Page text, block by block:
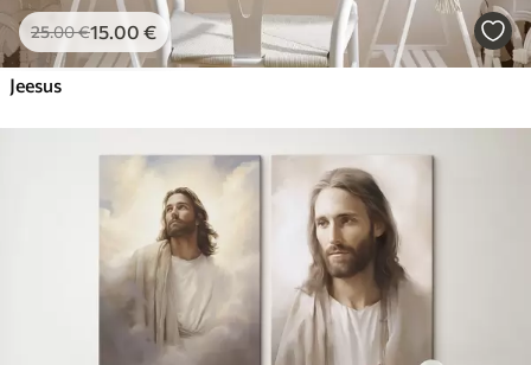
25.00€15.00 €
Jeesus